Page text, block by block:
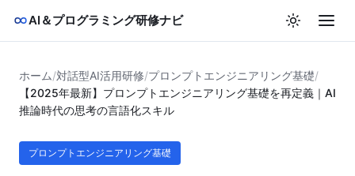
AI＆プログラミング研修ナビ
ホーム/対話型AI活用研修/プロンプトエンジニアリング基礎/
【2025年最新】プロンプトエンジニアリング基礎を再定義｜AI
推論時代の思考の言語化スキル
プロンプトエンジニアリング基礎